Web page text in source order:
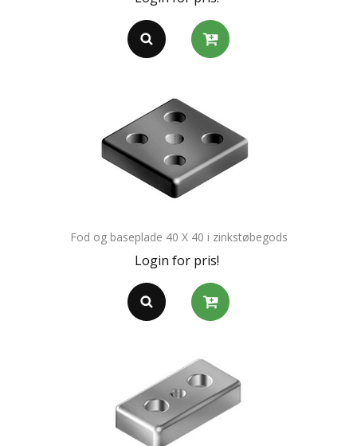
Fod og baseplade 40 X 40 i zinkstøbegods
Login for pris!